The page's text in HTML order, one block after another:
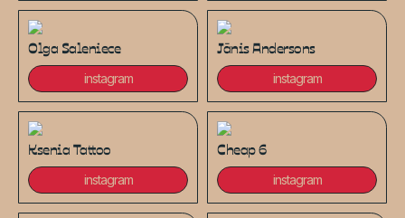
Olga Saleniece
instagram
Jānis Andersons
instagram
Ksenia Tattoo
instagram
Cheap 6
instagram